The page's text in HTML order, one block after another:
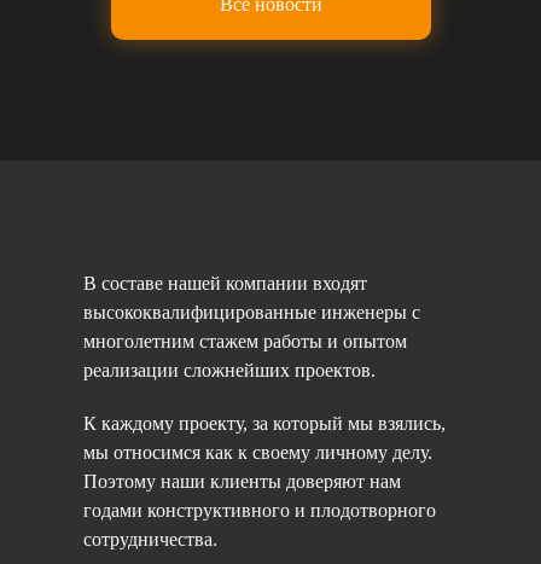
Все новости
В составе нашей компании входят
высококвалифицированные инженеры с
многолетним стажем работы и опытом
реализации сложнейших проектов.
К каждому проекту, за который мы взялись,
мы относимся как к своему личному делу.
Поэтому наши клиенты доверяют нам
годами конструктивного и плодотворного
сотрудничества.